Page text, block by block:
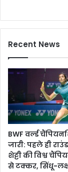
Recent News
BWF वर्ल्ड
जारी: पहले ही
शेट्टी की विश्व
से टक्कर, सिंधू-